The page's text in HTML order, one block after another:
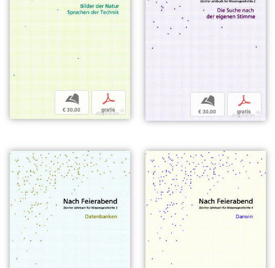
b
€ 30,00
p
gratis
b
€ 30,00
p
gratis